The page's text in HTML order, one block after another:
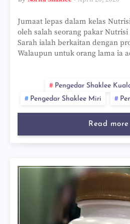
Jumaat lepas dalam kelas
oleh salah seorang pakar
Sarah ialah berkaitan dengan
Walaupun untuk orang lama ia
Pengedar Shaklee
Pengedar Shaklee Miri
Read more